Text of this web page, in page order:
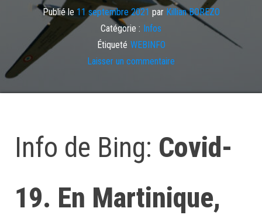
Publié le 11 septembre 2021 par Killian BOREZO
Catégorie : Infos
Étiqueté WEBINFO
Laisser un commentaire
Info de Bing: Covid-
19. En Martinique,